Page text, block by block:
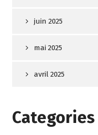
juin 2025
mai 2025
avril 2025
Categories